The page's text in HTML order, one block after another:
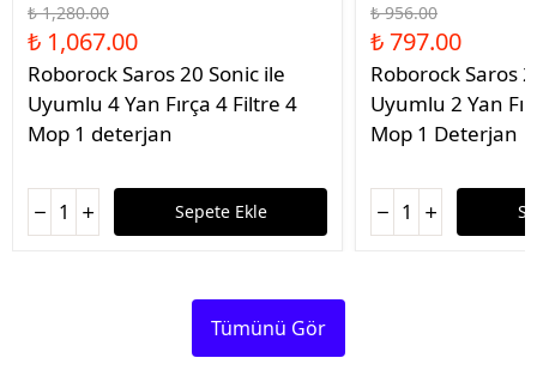
₺ 1,280.00
₺ 1,067.00
Roborock Saros 20 Sonic ile
Uyumlu 4 Yan Fırça 4 Filtre 4
Mop 1 deterjan
Sepete Ekle
₺ 956.00
₺ 797.00
Roborock Saros
Uyumlu 2 Yan
Mop 1 Deterjan
Tümünü Gör